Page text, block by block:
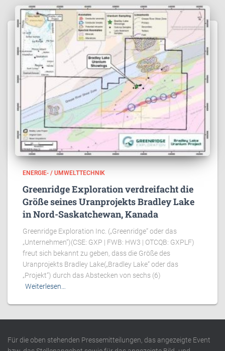
ENERGIE- / UMWELTTECHNIK
Greenridge Exploration verdreifacht die
Größe seines Uranprojekts Bradley Lake
in Nord-Saskatchewan, Kanada
Greenridge Exploration Inc. („Greenridge“ oder das
„Unternehmen“)(CSE: GXP | FWB: HW3 | OTCQB: GXPLF)
freut sich bekannt zu geben, dass die Größe des
Uranprojekts Bradley Lake(„Bradley Lake“ oder das
„Projekt“) durch das Abstecken von sechs (6)
Weiterlesen…
Für die oben stehenden Pressemitteilungen, das angezeigte Event